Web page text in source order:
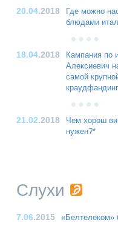
20.04.2018
Где можно
блюдами
18.04.2018
Кампания по
Алексиевич
самой
21.02.2018
Чем хорош
нужен?*
Слухи
7.06.2015 «Белтелеком»